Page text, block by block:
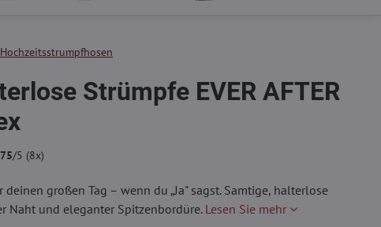
Hochzeitsstrumpfhosen
Strümpfe EVER AFTER
/5 (8x)
großen Tag – wenn du „Ja" sagst. Samtige, halterlose
Naht und eleganter Spitzenbordüre.Lesen Sie mehr